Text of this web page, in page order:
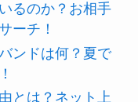
るのか？お相手
ーチ！
ンドは何？夏で
とは？ネット上